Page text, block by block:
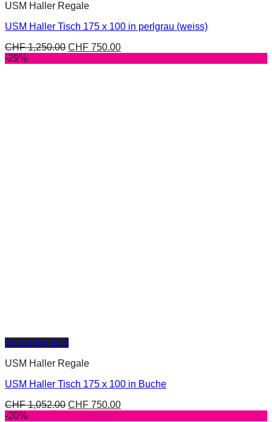
USM Haller Regale
USM Haller Tisch 175 x 100 in perlgrau (weiss)
CHF1,250.00 CHF 750.00
-29%
Schnellansicht
USM Haller Regale
USM Haller Tisch 175 x 100 in Buche
CHF1,052.00 CHF 750.00
-20%